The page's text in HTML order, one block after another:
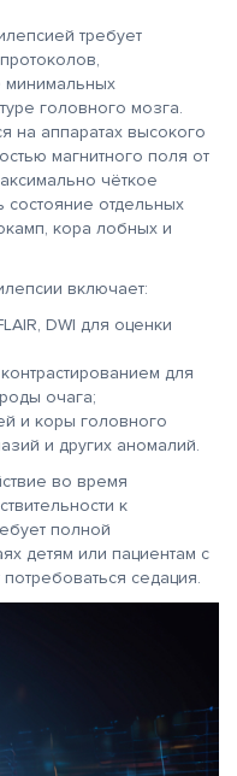
требует
минимальных
головного мозга.
на аппаратах высокого
магнитного поля от
чёткое
отдельных
кора лобных и
включает:
DWI для оценки
для
очага;
и коры головного
и других аномалий.
во время
к
полной
детям или пациентам с
седация.